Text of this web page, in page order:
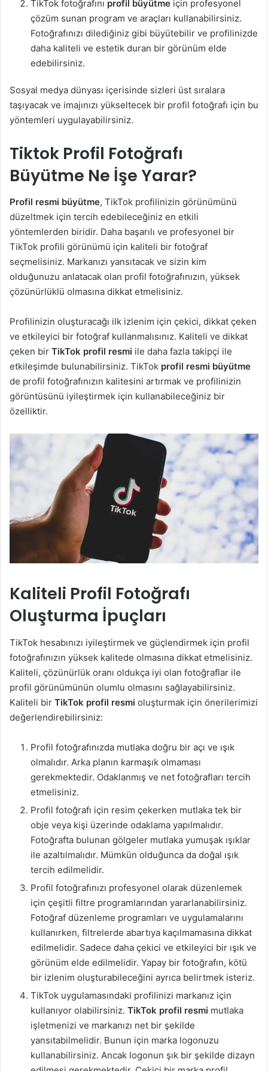
TikTok fotoğrafını profil büyütme için profesyonel
çözüm sunan program ve araçları kullanabilirsiniz.
Fotoğrafınızı dilediğiniz gibi büyütebilir ve profilinizde
daha kaliteli ve estetik duran bir görünüm elde
edebilirsiniz.
Sosyal medya dünyası içerisinde sizleri üst sıralara
taşıyacak ve imajınızı yükseltecek bir profil fotoğrafı için bu
yöntemleri uygulayabilirsiniz.
Tiktok Profil Fotoğrafı
Büyütme Ne İşe Yarar?
Profil resmi büyütme, TikTok profilinizin görünümünü
düzeltmek için tercih edebileceğiniz en etkili
yöntemlerden biridir. Daha başarılı ve profesyonel bir
TikTok profili görünümü için kaliteli bir fotoğraf
seçmelisiniz. Markanızı yansıtacak ve sizin kim
olduğunuzu anlatacak olan profil fotoğrafınızın, yüksek
çözünürlüklü olmasına dikkat etmelisiniz.
Profilinizin oluşturacağı ilk izlenim için çekici, dikkat çeken
ve etkileyici bir fotoğraf kullanmalısınız. Kaliteli ve dikkat
çeken bir TikTok profil resmi ile daha fazla takipçi ile
etkileşimde bulunabilirsiniz. TikTok profil resmi büyütme
de profil fotoğrafınızın kalitesini artırmak ve profilinizin
görüntüsünü iyileştirmek için kullanabileceğiniz bir
özelliktir.
Kaliteli Profil Fotoğrafı
Oluşturma İpuçları
TikTok hesabınızı iyileştirmek ve güçlendirmek için profil
fotoğrafınızın yüksek kalitede olmasına dikkat etmelisiniz.
Kaliteli, çözünürlük oranı oldukça iyi olan fotoğraflar ile
profil görünümünün olumlu olmasını sağlayabilirsiniz.
Kaliteli bir TikTok profil resmi oluşturmak için önerilerimizi
değerlendirebilirsiniz:
Profil fotoğrafınızda mutlaka doğru bir açı ve ışık
olmalıdır. Arka planın karmaşık olmaması
gerekmektedir. Odaklanmış ve net fotoğrafları tercih
etmelisiniz.
Profil fotoğrafı için resim çekerken mutlaka tek bir
obje veya kişi üzerinde odaklama yapılmalıdır.
Fotoğrafta bulunan gölgeler mutlaka yumuşak ışıklar
ile azaltılmalıdır. Mümkün olduğunca da doğal ışık
tercih edilmelidir.
Profil fotoğrafınızı profesyonel olarak düzenlemek
için çeşitli filtre programlarından yararlanabilirsiniz.
Fotoğraf düzenleme programları ve uygulamalarını
kullanırken, filtrelerde abartıya kaçılmamasına dikkat
edilmelidir. Sadece daha çekici ve etkileyici bir ışık ve
görünüm elde edilmelidir. Yapay bir fotoğrafın, kötü
bir izlenim oluşturabileceğini ayrıca belirtmek isteriz.
TikTok uygulamasındaki profilinizi markanız için
kullanıyor olabilirsiniz. TikTok profil resmi mutlaka
işletmenizi ve markanızı net bir şekilde
yansıtabilmelidir. Bunun için marka logonuzu
kullanabilirsiniz. Ancak logonun şık bir şekilde dizayn